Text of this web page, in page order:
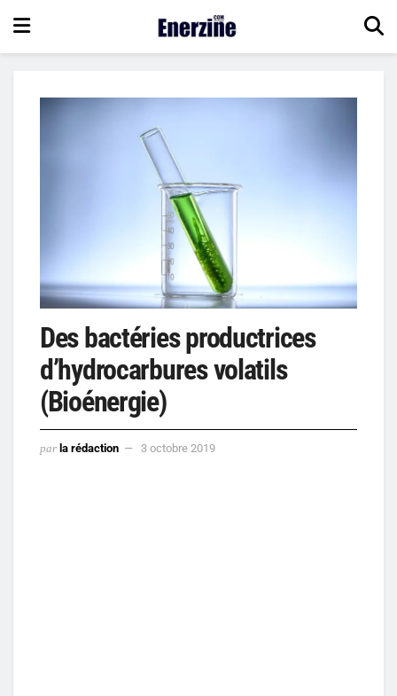
Des bactéries productrices
d’hydrocarbures volatils
(Bioénergie)
par la rédaction 3 octobre 2019